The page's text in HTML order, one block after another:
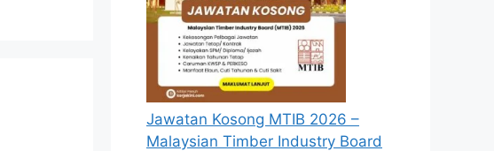
Jawatan Kosong MTIB 2026 –
Malaysian Timber Industry Board